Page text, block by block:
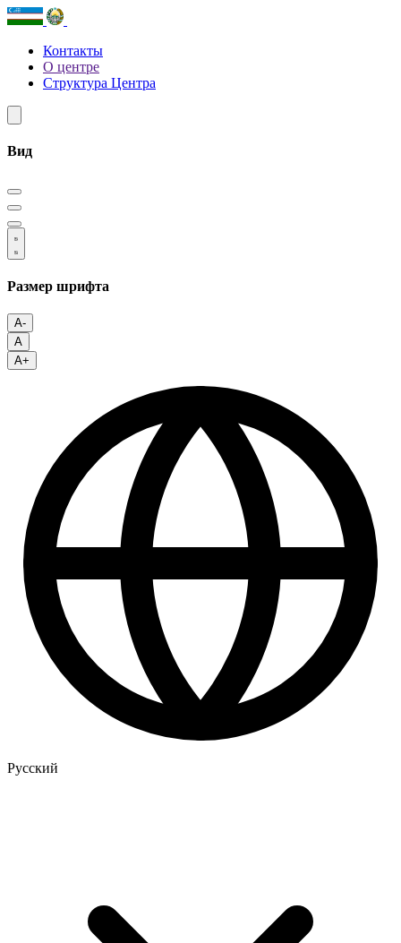
Контакты
О центре
Структура Центра
Вид
Размер шрифта
A-
A
A+
Русский